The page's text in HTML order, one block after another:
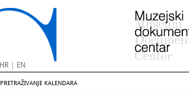
HR| EN
PRETRAŽIVANJE KALENDARA